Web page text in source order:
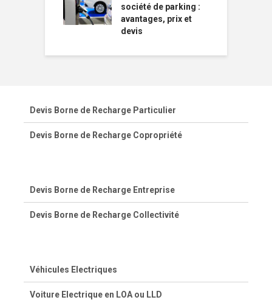
société de parking :
avantages, prix et
devis
Devis Borne de Recharge Particulier
Devis Borne de Recharge Copropriété
Devis Borne de Recharge Entreprise
Devis Borne de Recharge Collectivité
Véhicules Electriques
Voiture Electrique en LOA ou LLD